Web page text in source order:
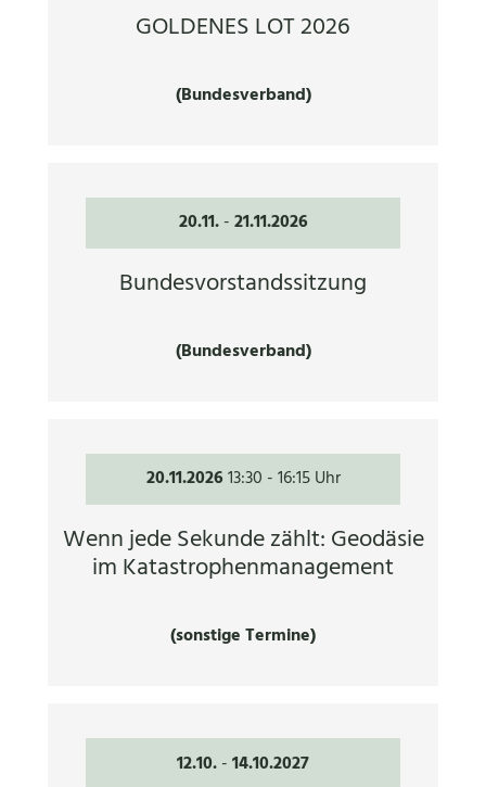
GOLDENES LOT 2026
(Bundesverband)
20.11. -21.11.2026
Bundesvorstandssitzung
(Bundesverband)
20.11.202613:30 -16:15 Uhr
Wenn jede Sekunde zählt: Geodäsie
im Katastrophenmanagement
(sonstige Termine)
12.10.-14.10.2027